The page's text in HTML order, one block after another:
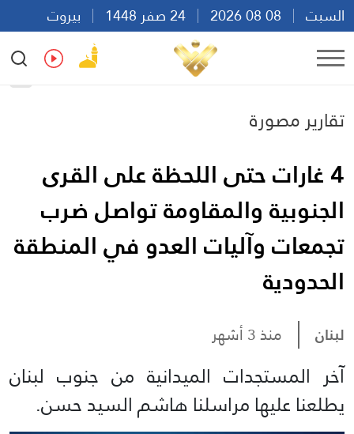
السبت
بيروت
00:00
Ar
تقارير مصورة
4 غارات حتى اللحظة على القرى
الجنوبية والمقاومة تواصل ضرب
تجمعات وآليات العدو في المنطقة
الحدودية
لبنان منذ 3 أشهر
آخر المستجدات الميدانية من جنوب لبنان
يطلعنا عليها مراسلنا هاشم السيد حسن.